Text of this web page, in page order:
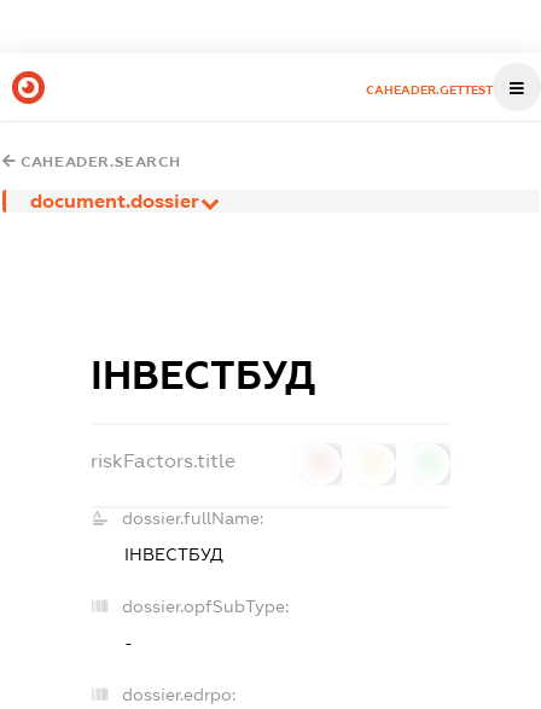
CAHEADER.GETTEST
CAHEADER.SEARCH
document.dossier
ІНВЕСТБУД
riskFactors.title
dossier.fullName:
ІНВЕСТБУД
dossier.opfSubType:
-
dossier.edrpo: